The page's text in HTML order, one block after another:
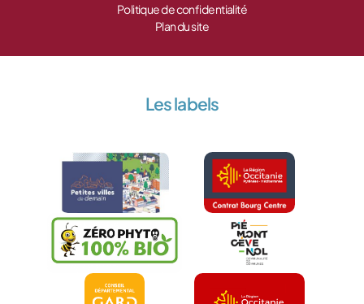
Politique de confidentialité
Plan du site
Les labels